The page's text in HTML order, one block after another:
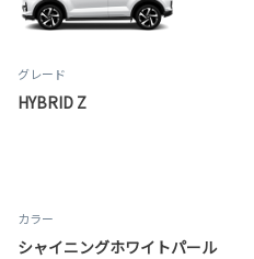
グレード
HYBRID Z
カラー
シャイニングホワイトパール